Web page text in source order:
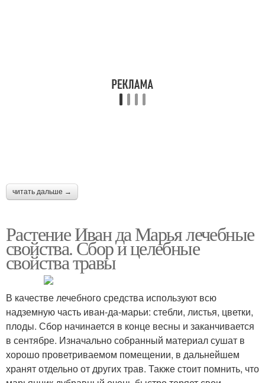
читать дальше →
Растение Иван да Марья лечебные
свойства. Сбор и целебные
свойства травы
В качестве лечебного средства используют всю
надземную часть иван-да-марьи: стебли, листья, цветки,
плоды. Сбор начинается в конце весны и заканчивается
в сентябре. Изначально собранный материал сушат в
хорошо проветриваемом помещении, в дальнейшем
хранят отдельно от других трав. Также стоит помнить, что